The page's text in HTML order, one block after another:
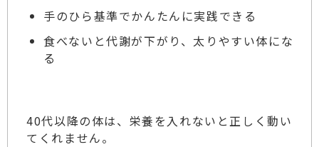
手のひら基準でかんたんに実践できる
食べないと代謝が下がり、太りやすい体にな
る
40代以降の体は、栄養を入れないと正しく動い
てくれません。